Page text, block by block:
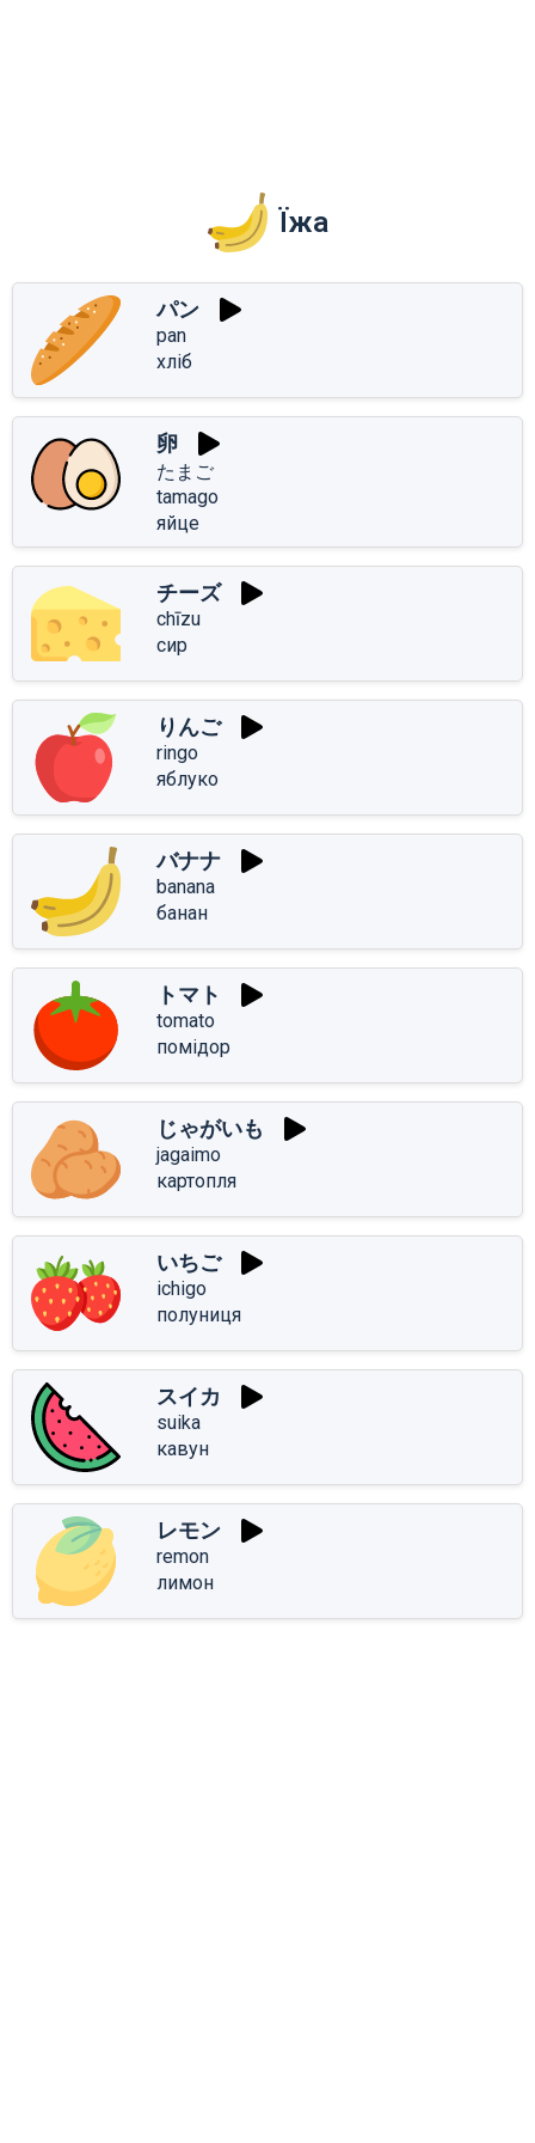
Їжа
パン
pan
хліб
卵
たまご
tamago
яйце
チーズ
chīzu
сир
りんご
ringo
яблуко
バナナ
banana
банан
トマト
tomato
помідор
じゃがいも
jagaimo
картопля
いちご
ichigo
полуниця
スイカ
suika
кавун
レモン
remon
лимон